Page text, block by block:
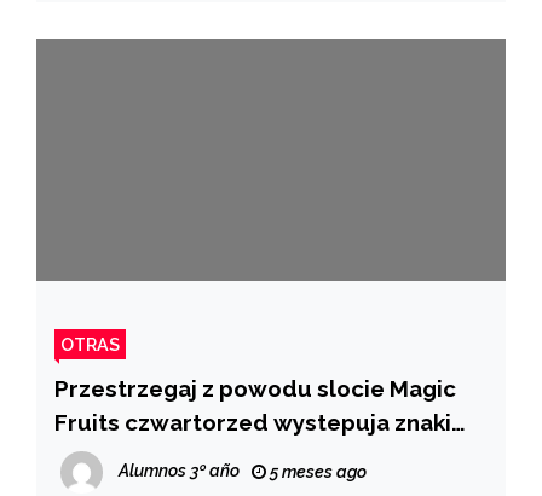
OTRAS
Przestrzegaj z powodu slocie Magic
Fruits czwartorzed wystepuja znaki
ograniczone?: Najlepsze kasyno
internetowe south park
Alumnos 3º año 5 meses ago